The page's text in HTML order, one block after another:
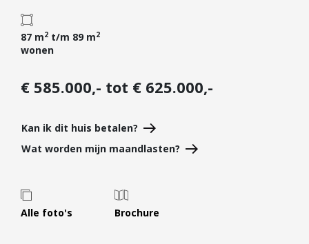
Huren
Verhuren
Taxeren
Projectontwikkelaars
Particulieren
Hypotheekadvies
87 m2 t/m 89 m2
wonen
€ 585.000,- tot € 625.000,-
Kan ik dit huis betalen?
Wat worden mijn maandlasten?
Alle foto's Brochure